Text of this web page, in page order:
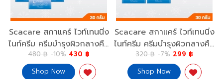
Scacare สกาแคร์ ไวท์เทนนิ่ง
ไนท์ครีม ครีมบำรุงผิวกลางคืน
30 กรัม.3 กล่อง
Whitening Night Cream
480 ฿ -10% 430 ฿
Shop Now
Scacare สกาแคร์ ไวท์เทนนิ่ง
ไนท์ครีม ครีมบำรุงผิวกลางคืน
30 กรัม.x2 Free C&E
Whitening Night Cream
320 ฿ -7% 299 ฿
Shop Now